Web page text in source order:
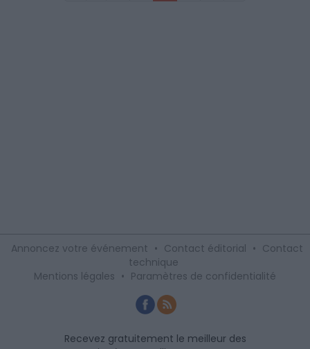
Annoncez votre événement • Contact éditorial • Contact
technique
Mentions légales • Paramètres de confidentialité
Recevez gratuitement le meilleur des